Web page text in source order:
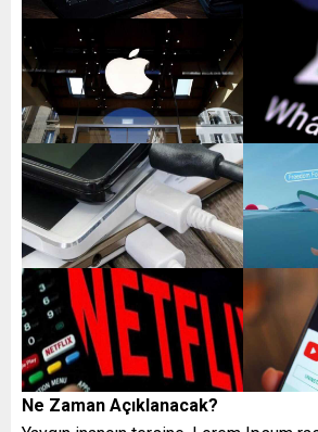
Ne Zaman Açıklanacak?